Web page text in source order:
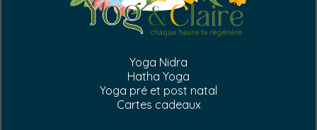
Yoga Nidra
Hatha Yoga
Yoga pré et post natal
Cartes cadeaux